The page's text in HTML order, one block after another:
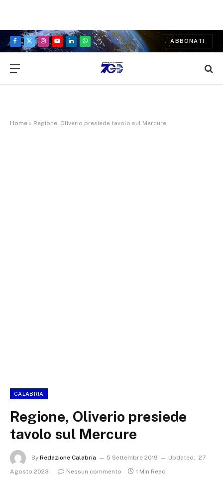
Facebook
X
Instagram
YouTubeLinkedInWhatsApp
ABBONATI
Home » Regione, Oliverio presiede tavolo sul Mercure
CALABRIA
Regione, Oliverio presiede
tavolo sul Mercure
By Redazione Calabria 5 Settembre 2019 Updated: 27
Agosto 2023
Nessun commento 1 Min Read